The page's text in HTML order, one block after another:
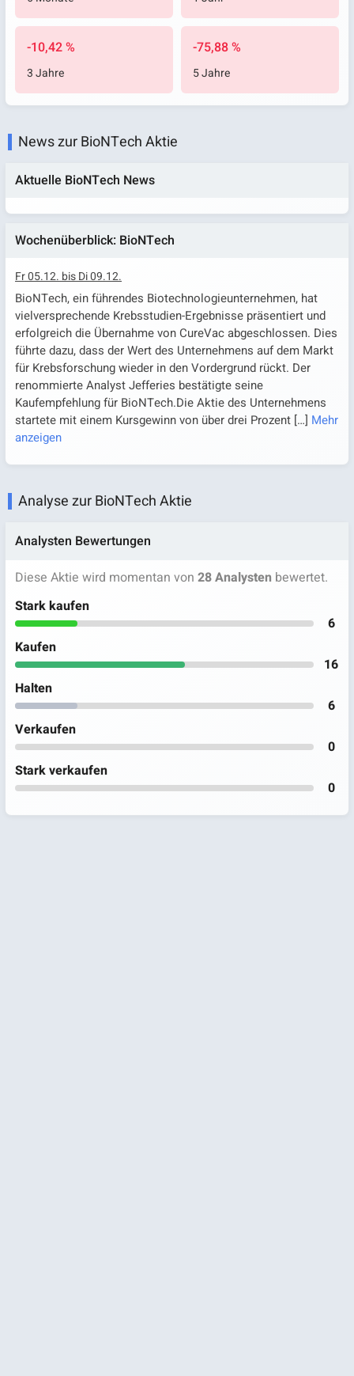
-10,42 %
3 Jahre
-75,88 %
5 Jahre
News zur BioNTech Aktie
Aktuelle BioNTech News
Wochenüberblick: BioNTech
Fr 05.12. bis Di 09.12.
BioNTech, ein führendes Biotechnologieunternehmen, hat
vielversprechende Krebsstudien-Ergebnisse präsentiert und
erfolgreich die Übernahme von CureVac abgeschlossen. Dies
führte dazu, dass der Wert des Unternehmens auf dem Markt
für Krebsforschung wieder in den Vordergrund rückt. Der
renommierte Analyst Jefferies bestätigte seine
Kaufempfehlung für BioNTech.Die Aktie des Unternehmens
startete mit einem Kursgewinn von über drei Prozent […] Mehr
anzeigen
Analyse zur BioNTech Aktie
Analysten Bewertungen
Diese Aktie wird momentan von 28 Analysten bewertet.
Stark kaufen
6
Kaufen
16
Halten
6
Verkaufen
0
Stark verkaufen
0